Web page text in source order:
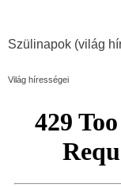
Szülinapok (világ
Világ hírességei